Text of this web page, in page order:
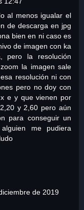
al menos igualar el
de descarga en jpg
bien en ni caso es
de imagen con ka
pero la resolución
la imagen sale
resolución ni con
pero no doy con
e y que vienen por
y 2,60 pero aún
para conseguir un
me pudiera
de 2019